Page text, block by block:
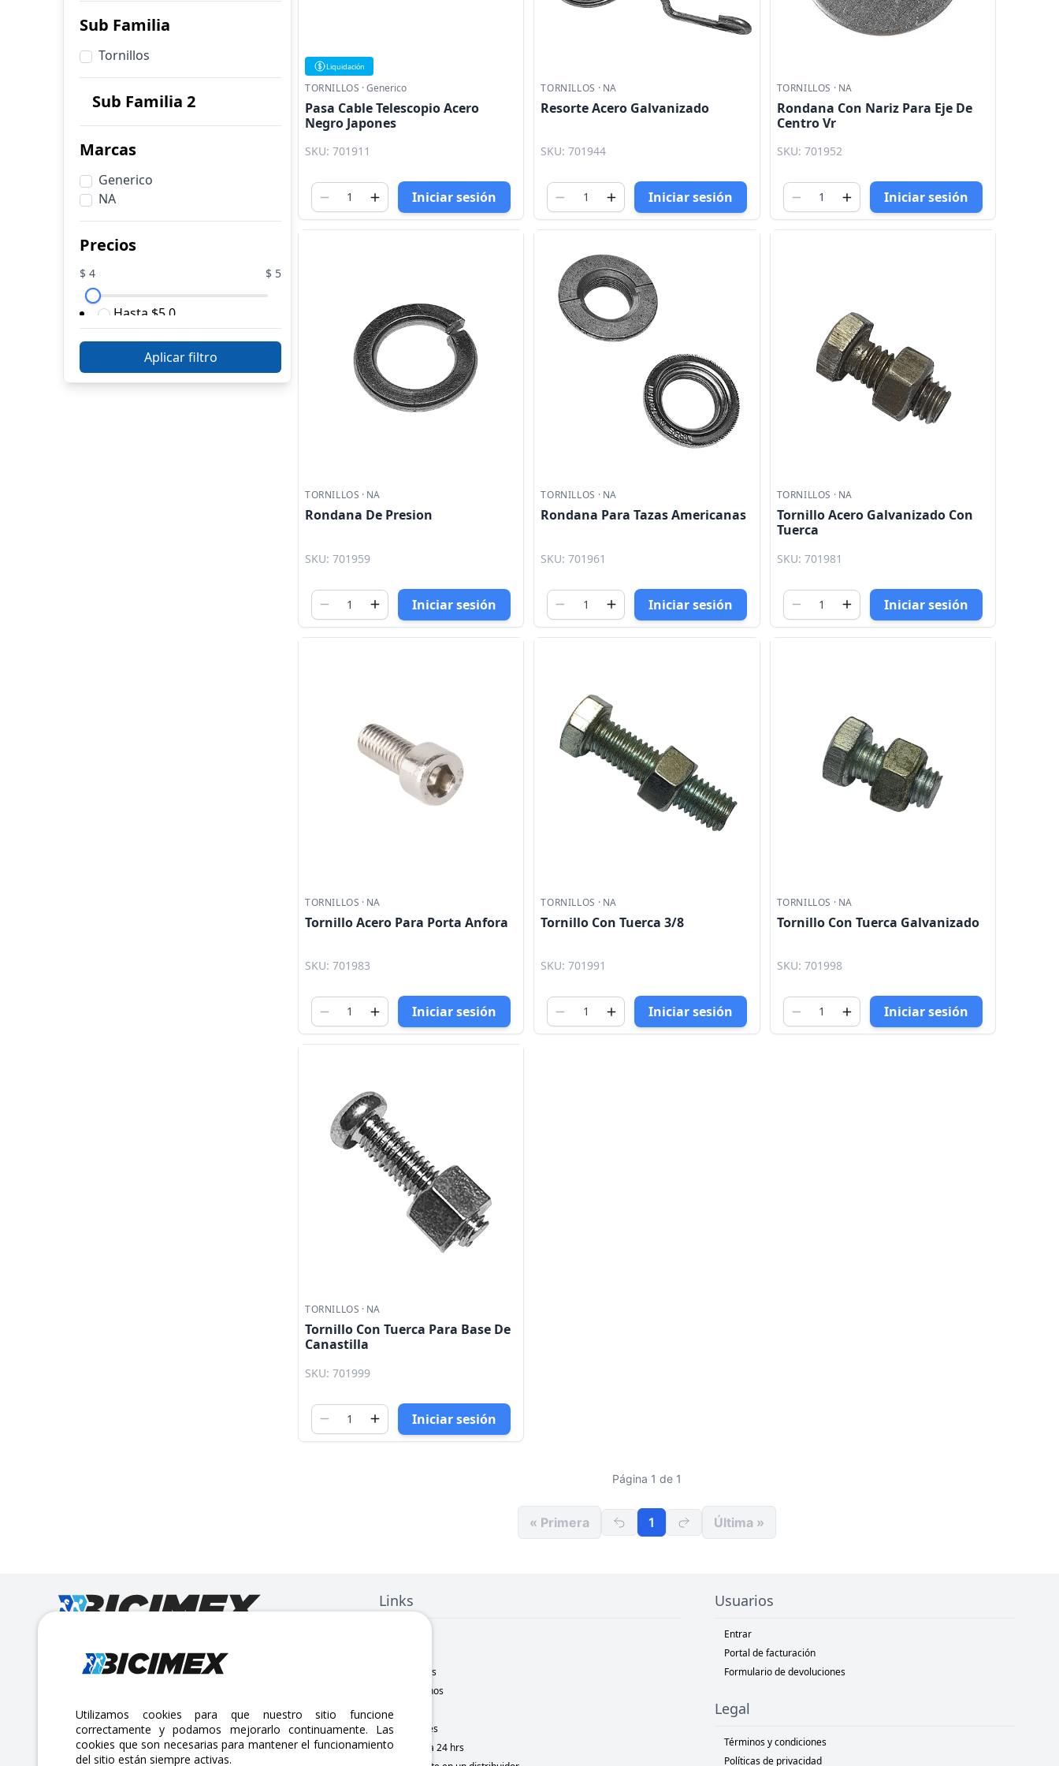
Sub Familia
Tornillos
Sub Familia 2
Marcas
Generico
NA
Precios
$ 4 $ 5
Hasta $5.0
Aplicar filtro
Liquidación
TORNILLOS ·Generico
Pasa Cable Telescopio Acero
Negro Japones
SKU: 701911
Iniciar sesión
TORNILLOS · NA
Resorte Acero Galvanizado
SKU: 701944
Iniciar sesión
TORNILLOS · NA
Rondana Con Nariz Para Eje De
Centro Vr
SKU: 701952
Iniciar sesión
TORNILLOS · NA
Rondana De Presion
SKU: 701959
Iniciar sesión
TORNILLOS · NA
Rondana Para Tazas Americanas
SKU: 701961
Iniciar sesión
TORNILLOS · NA
Tornillo Acero Galvanizado Con
Tuerca
SKU: 701981
Iniciar sesión
TORNILLOS · NA
Tornillo Acero Para Porta Anfora
SKU: 701983
Iniciar sesión
TORNILLOS · NA
Tornillo Con Tuerca 3/8
SKU: 701991
Iniciar sesión
TORNILLOS · NA
Tornillo Con Tuerca Galvanizado
SKU: 701998
Iniciar sesión
TORNILLOS · NA
Tornillo Con Tuerca Para Base De
Canastilla
SKU: 701999
Iniciar sesión
Página 1 de 1
« Primera 1 Última »
Calle Lago Müritz No. 30 Col. Mariano Escobedo,
atencionclientes@bicimex.com
Links
Sucursales
Contáctanos
Marcas
Novedades
Motometa 24 hrs
Usuarios
Entrar
Portal de facturación
Formulario de devoluciones
Legal
Términos y condiciones
Políticas de privacidad
Utilizamos cookies para que nuestro sitio funcione
correctamente y podamos mejorarlo continuamente. Las
cookies que son necesarias para mantener el funcionamiento
del sitio están siempre activas.